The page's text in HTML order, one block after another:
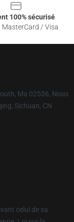
100% sécurisé
MasterCard / Visa
Ma 02536, Nous
Sichuan, CN
celui de sa